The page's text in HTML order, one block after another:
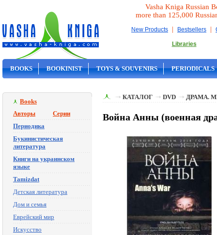
Vasha Kniga Russian
more than 125,000
New Products | Bestsellers |
Libraries
BOOKS BOOKINIST TOYS & SOUVENIRS PERIODICALS
Books
Авторы
Серии
Периодика
Букинистическая
литература
Книги на украинском
языке
Tamizdat
Детская литература
Дом и семья
Еврейский мир
Искусство
КАТАЛОГ DVD ДРАМА.
Война Анны (военная